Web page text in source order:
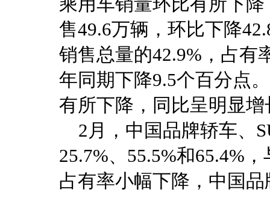
售49.6万辆，环比下降
销售总量的42.9%，占有
年同期下降9.5个百分点
有所下降，同比呈明显增
2月，中国品牌轿车、
25.7%、55.5%和65.4%
占有率小幅下降，中国